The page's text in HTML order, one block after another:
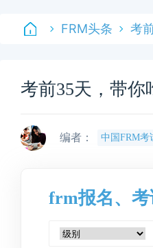
FRM头条 考
考前35天，带你
编者： 中国FRM考
frm报名、考